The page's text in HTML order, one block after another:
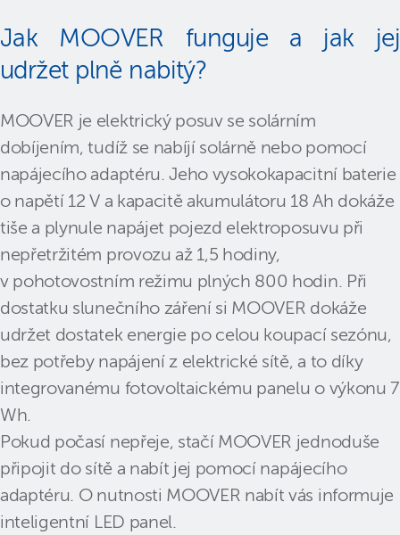
Jak MOOVER funguje a jak jej
udržet plně nabitý?
MOOVER je elektrický posuv se solárním
dobíjením, tudíž se nabíjí solárně nebo pomocí
napájecího adaptéru. Jeho vysokokapacitní baterie
o napětí 12 V a kapacitě akumulátoru 18 Ah dokáže
tiše a plynule napájet pojezd elektroposuvu při
nepřetržitém provozu až 1,5 hodiny,
v pohotovostním režimu plných 800 hodin. Při
dostatku slunečního záření si MOOVER dokáže
udržet dostatek energie po celou koupací sezónu,
bez potřeby napájení z elektrické sítě, a to díky
integrovanému fotovoltaickému panelu o výkonu 7
Wh.
Pokud počasí nepřeje, stačí MOOVER jednoduše
připojit do sítě a nabít jej pomocí napájecího
adaptéru. O nutnosti MOOVER nabít vás informuje
inteligentní LED panel.